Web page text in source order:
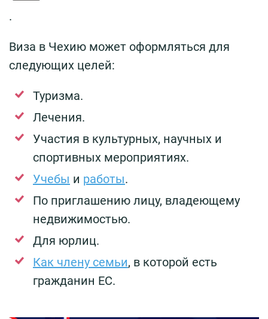
.
Виза в Чехию может оформляться для
следующих целей:
Туризма.
Лечения.
Участия в культурных, научных и
спортивных мероприятиях.
Учебы и работы.
По приглашению лицу, владеющему
недвижимостью.
Для юрлиц.
Как члену семьи, в которой есть
гражданин ЕС.